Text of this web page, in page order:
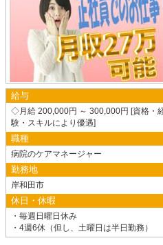
給与
月給 200,000円 ～ 300,000円 資格・
験・スキルにより優遇
職種
病院のケアマネージャー
勤務地
岸和田市
休日・休暇
・毎週日曜日休み
・4週6休（但し、土曜日は半日勤務）